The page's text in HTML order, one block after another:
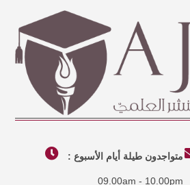
متواجدون طيلة أيام الأسبوع :
09.00am - 10.00pm